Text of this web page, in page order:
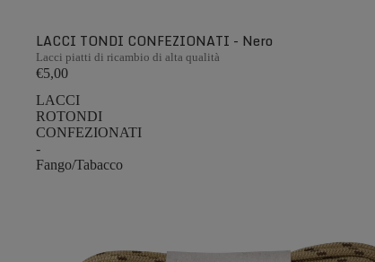
LACCI TONDI CONFEZIONATI - Nero
Lacci piatti di ricambio di alta qualità
€5,00
LACCI
ROTONDI
CONFEZIONATI
-
Fango/Tabacco